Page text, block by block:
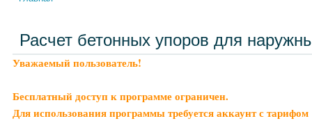
Вы здесь
Расчет бетонных упоров для
Уважаемый пользователь!
Бесплатный доступ к программе ограничен.
Для использования программы требуется аккаунт с